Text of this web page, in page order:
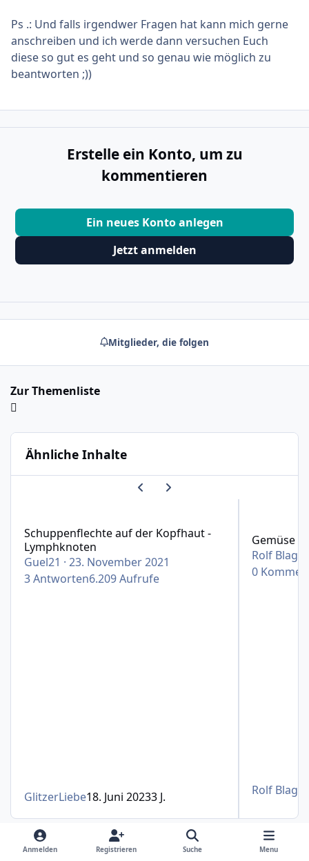
Ps .: Und falls irgendwer Fragen hat kann mich gerne
anschreiben und ich werde dann versuchen Euch
diese so gut es geht und so genau wie möglich zu
beantworten ;))
Erstelle ein Konto, um zu
kommentieren
Ein neues Konto anlegen
Jetzt anmelden
Mitglieder, die folgen
Zur Themenliste
Ähnliche Inhalte
Vorherige Karussell-Folie
Nächste Karussell-Folie
Schuppenflechte auf der Kopfhaut -
Lymphknoten
Guel21 ·23. November 2021
3Antworten6.209Aufrufe
GlitzerLiebe18. Juni 20233 J.
Gemüse
Rolf Blaga
0
Rolf Blaga
Anmelden Registrieren Suche Menu